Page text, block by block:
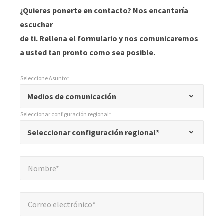
¿Quieres ponerte en contacto? Nos encantaría
escuchar
de ti. Rellena el formulario y nos comunicaremos
a usted tan pronto como sea posible.
"
indica
Medios de comunicación
Seleccione Asunto*
Seleccionar configuración regional*
Seleccionar configuración regional*
Nombre*
Correo electrónico*